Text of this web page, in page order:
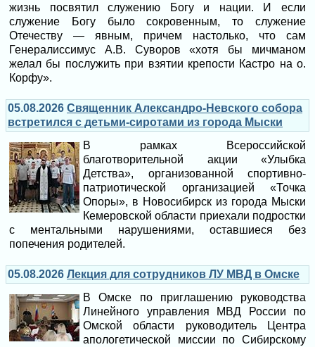
жизнь посвятил служению Богу и нации. И если
служение Богу было сокровенным, то служение
Отечеству — явным, причем настолько, что сам
Генералиссимус А.В. Суворов «хотя бы мичманом
желал бы послужить при взятии крепости Кастро на о.
Корфу».
05.08.2026 Священник Александро-Невского собора
встретился с детьми-сиротами из города Мыски
В рамках Всероссийской
благотворительной акции «Улыбка
Детства», организованной спортивно-
патриотической организацией «Точка
Опоры», в Новосибирск из города Мыски
Кемеровской области приехали подростки
с ментальными нарушениями, оставшиеся без
попечения родителей.
05.08.2026 Лекция для сотрудников ЛУ МВД в Омске
В Омске по приглашению руководства
Линейного управления МВД России по
Омской области руководитель Центра
апологетической миссии по Сибирскому